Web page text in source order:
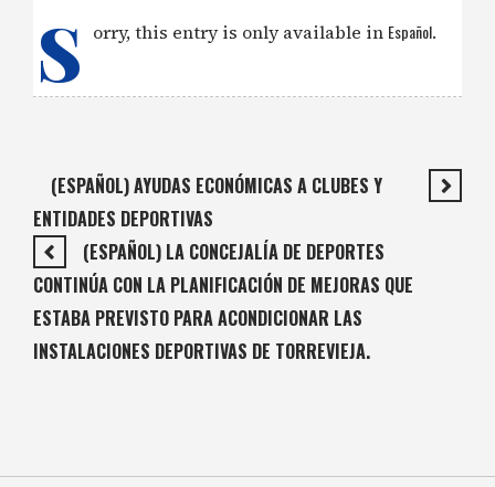
S orry, this entry is only available in Español.
(ESPAÑOL) AYUDAS ECONÓMICAS A CLUBES Y
ENTIDADES DEPORTIVAS
(ESPAÑOL) LA CONCEJALÍA DE DEPORTES
CONTINÚA CON LA PLANIFICACIÓN DE MEJORAS QUE
ESTABA PREVISTO PARA ACONDICIONAR LAS
INSTALACIONES DEPORTIVAS DE TORREVIEJA.